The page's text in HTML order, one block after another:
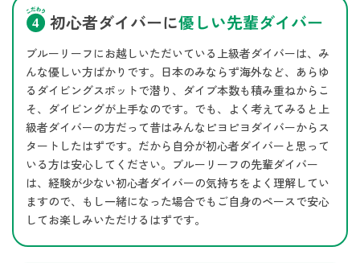
初心者ダイバーに優しい先輩ダイバー
ブルーリーフにお越しいただいている上級者ダイバーは、み
んな優しい方ばかりです。日本のみならず海外など、あらゆ
るダイビングスポットで潜り、ダイブ本数も積み重ねからこ
そ、ダイビングが上手なのです。でも、よく考えてみると上
級者ダイバーの方だって昔はみんなピヨピヨダイバーからス
タートしたはずです。だから自分が初心者ダイバーと思って
いる方は安心してください。ブルーリーフの先輩ダイバー
は、経験が少ない初心者ダイバーの気持ちをよく理解してい
ますので、もし一緒になった場合でもご自身のペースで安心
してお楽しみいただけるはずです。